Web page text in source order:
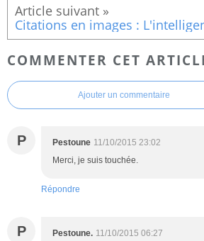
Citations en images :
COMMENTER CET
Ajouter un commentaire
P Pestoune 11/10/2015 23:02
Merci, je suis touchée.
Répondre
P Pestoune. 11/10/2015 06:27